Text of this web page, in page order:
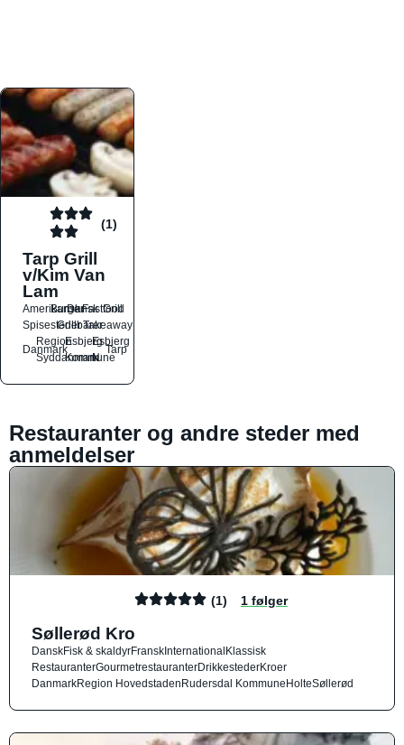
(1)
Tarp Grill
v/Kim Van
Lam
Amerikansk
BurgerDanskFastfood
Grill
SpisestederGrillbarerTakeaway
Danmark
Region
Syddanmark
Esbjerg
Kommune
Esbjerg
N
Tarp
Restauranter og andre steder med
anmeldelser
(1) 1 følger
Søllerød Kro
DanskFisk & skaldyrFranskInternationalKlassisk
RestauranterGourmetrestauranterDrikkestederKroer
DanmarkRegion HovedstadenRudersdal KommuneHolteSøllerød